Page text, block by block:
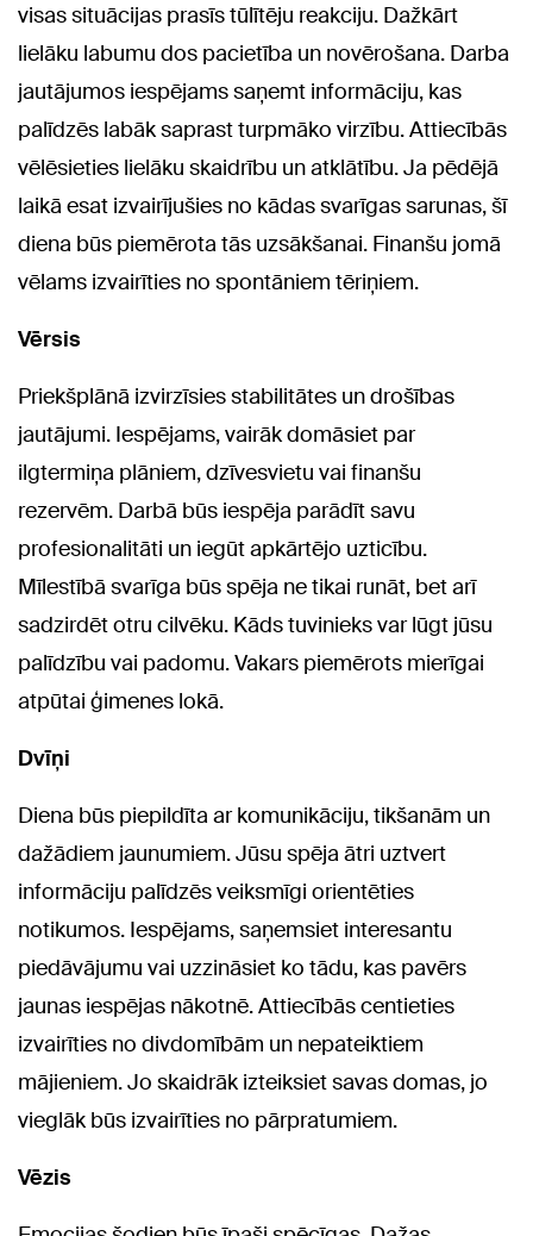
visas situācijas prasīs tūlītēju reakciju. Dažkārt
lielāku labumu dos pacietība un novērošana. Darba
jautājumos iespējams saņemt informāciju, kas
palīdzēs labāk saprast turpmāko virzību. Attiecībās
vēlēsieties lielāku skaidrību un atklātību. Ja pēdējā
laikā esat izvairījušies no kādas svarīgas sarunas, šī
diena būs piemērota tās uzsākšanai. Finanšu jomā
vēlams izvairīties no spontāniem tēriņiem.
Vērsis
Priekšplānā izvirzīsies stabilitātes un drošības
jautājumi. Iespējams, vairāk domāsiet par
ilgtermiņa plāniem, dzīvesvietu vai finanšu
rezervēm. Darbā būs iespēja parādīt savu
profesionalitāti un iegūt apkārtējo uzticību.
Mīlestībā svarīga būs spēja ne tikai runāt, bet arī
sadzirdēt otru cilvēku. Kāds tuvinieks var lūgt jūsu
palīdzību vai padomu. Vakars piemērots mierīgai
atpūtai ģimenes lokā.
Dvīņi
Diena būs piepildīta ar komunikāciju, tikšanām un
dažādiem jaunumiem. Jūsu spēja ātri uztvert
informāciju palīdzēs veiksmīgi orientēties
notikumos. Iespējams, saņemsiet interesantu
piedāvājumu vai uzzināsiet ko tādu, kas pavērs
jaunas iespējas nākotnē. Attiecībās centieties
izvairīties no divdomībām un nepateiktiem
mājieniem. Jo skaidrāk izteiksiet savas domas, jo
vieglāk būs izvairīties no pārpratumiem.
Vēzis